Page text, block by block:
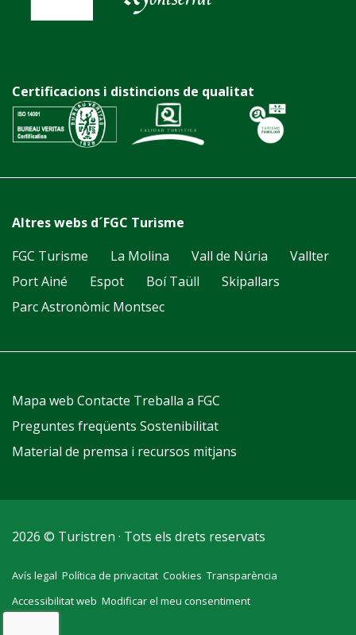
Certificacions i distincions de qualitat
Altres webs d´FGC Turisme
FGC Turisme
La Molina Vall de Núria
Vallter
Port Ainé
Espot Boí Taüll
Skipallars
Parc Astronòmic Montsec
Mapa web Contacte Treballa a FGC
Preguntes freqüents Sostenibilitat
Material de premsa i recursos mitjans
2026 © Turistren · Tots els drets reservats
Avís legal Política de privacitat Cookies Transparència
Accessibilitat web Modificar el meu consentiment